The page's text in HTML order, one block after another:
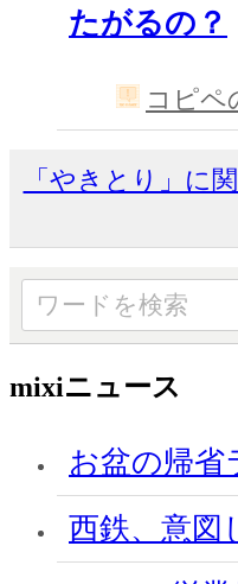
たがるの？
コピペ
「やきとり」に
mixiニュース
お盆の帰省
西鉄、意図